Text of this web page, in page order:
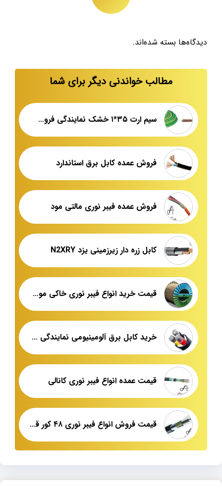
دیدگاه‌ها بسته شده‌اند.
مطالب خواندنی دیگر برای شما
سیم ارت ۳۵*۱ خشک نمایندگی فروش عمده
فروش عمده کابل برق استاندارد
فروش عمده فیبر نوری مالتی مود
کابل زره دار زیرزمینی یزد N2XRY
قیمت خرید انواع فیبر نوری خاکی موجود در بازار
خرید کابل برق آلومینیومی نمایندگی فروش
قیمت عمده انواع فیبر نوری کانالی
قیمت فروش انواع فیبر نوری ۴۸ کور قندی